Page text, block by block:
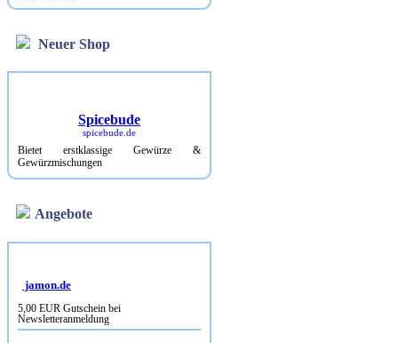
Neuer Shop
Spicebude
spicebude.de
Bietet erstklassige Gewürze &
Gewürzmischungen
Angebote
jamon.de
5,00 EUR Gutschein bei
Newsletteranmeldung